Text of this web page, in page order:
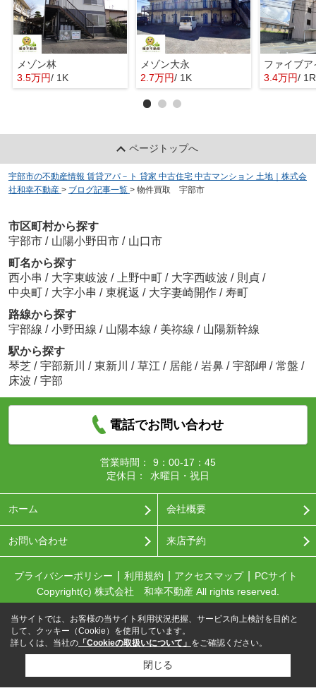
メゾン林
3.5万円/ 1K
メゾン大永
2.7万円/ 1K
ファイブア
3.4万円/ 1R
ページトップへ
宇部市の不動産情報 賃貸アパ－ト 貸家 中古住宅 中古マンション 土地｜株式会
社和幸不動産 > ブログ記事一覧 > 物件買取 宇部市
市区町村から探す
宇部市 / 山陽小野田市 / 山口市
町名から探す
西小串 / 大字東岐波 / 上野中町 / 大字西岐波 / 則貞 /
中央町 / 大字小串 / 東梶返 / 大字妻崎開作 / 寿町
路線から探す
宇部線 / 小野田線 / 山陽本線 / 美祢線 / 山陽新幹線
駅から探す
琴芝 / 宇部新川 / 東新川 / 草江 / 居能 / 岩鼻 / 宇部岬 / 常盤 /
床波 / 宇部
電話でお問い合わせ
営業時間：
9：00-17：45
定休日：
水曜日・祝日
ホーム 会社概要
お問い合わせ 来店予約
プライバシーポリシー 利用規約 アクセスマップ
PCサイト
Copyright(c) 株式会社 和幸不動産 All rights reserved.
当サイトでは、お客様の当サイト利用状況把握、サービス向上検討を目的と
して、クッキー（Cookie）を使用しています。
詳しくは、当社の 「Cookieの取扱いについて」 をご確認ください。
閉じる